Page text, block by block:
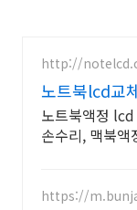
http://
노트북lcd교
노트북액정
손수리, 맥북액
https://